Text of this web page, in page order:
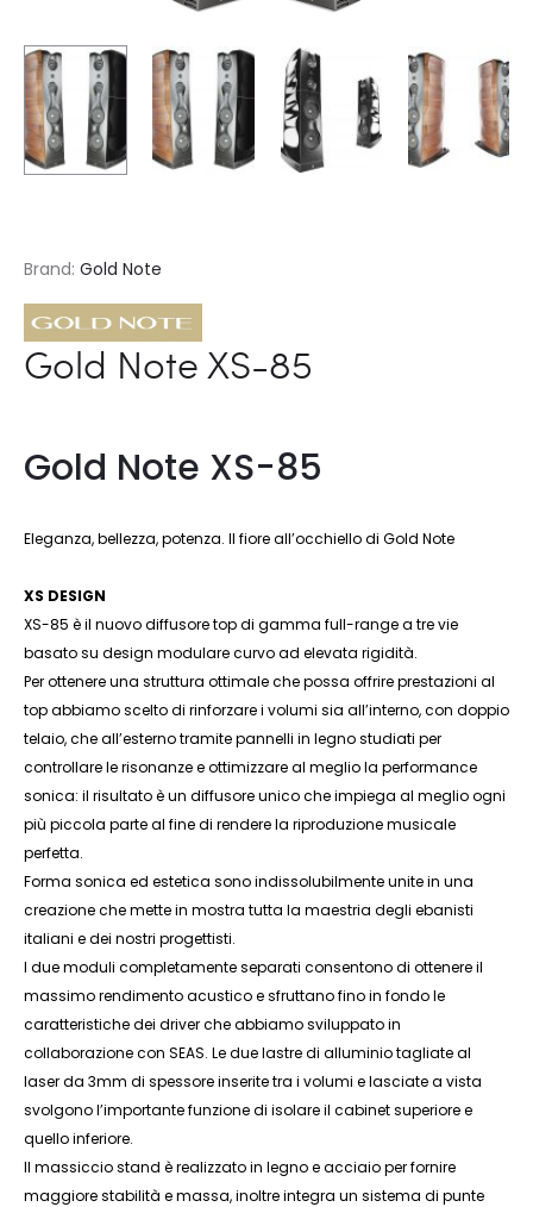
Brand: Gold Note
Gold Note XS-85
Gold Note XS-85
Eleganza, bellezza, potenza. Il fiore all’occhiello di Gold Note
XS DESIGN
XS-85 è il nuovo diffusore top di gamma full-range a tre vie
basato su design modulare curvo ad elevata rigidità.
Per ottenere una struttura ottimale che possa offrire prestazioni al
top abbiamo scelto di rinforzare i volumi sia all’interno, con doppio
telaio, che all’esterno tramite pannelli in legno studiati per
controllare le risonanze e ottimizzare al meglio la performance
sonica: il risultato è un diffusore unico che impiega al meglio ogni
più piccola parte al fine di rendere la riproduzione musicale
perfetta.
Forma sonica ed estetica sono indissolubilmente unite in una
creazione che mette in mostra tutta la maestria degli ebanisti
italiani e dei nostri progettisti.
I due moduli completamente separati consentono di ottenere il
massimo rendimento acustico e sfruttano fino in fondo le
caratteristiche dei driver che abbiamo sviluppato in
collaborazione con SEAS. Le due lastre di alluminio tagliate al
laser da 3mm di spessore inserite tra i volumi e lasciate a vista
svolgono l’importante funzione di isolare il cabinet superiore e
quello inferiore.
Il massiccio stand è realizzato in legno e acciaio per fornire
maggiore stabilità e massa, inoltre integra un sistema di punte